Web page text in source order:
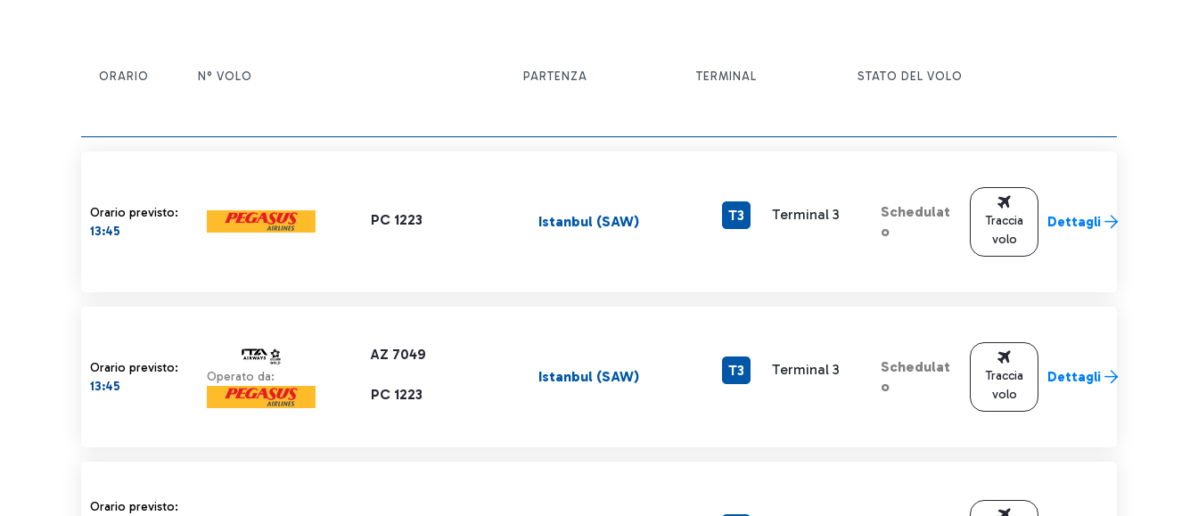
ORARIO N° VOLO PARTENZA TERMINAL STATO DEL VOLO
Orario previsto:
13:45
PC 1223 Istanbul (SAW) T3 Terminal 3
Schedulat
o
Traccia
volo
Dettagli
Orario previsto:
13:45
AZ 7049
Operato da:
PC 1223
Istanbul (SAW) T3 Terminal 3
Schedulat
o
Traccia
volo
Dettagli
Orario previsto:
Orario previsto 13:55 barrato